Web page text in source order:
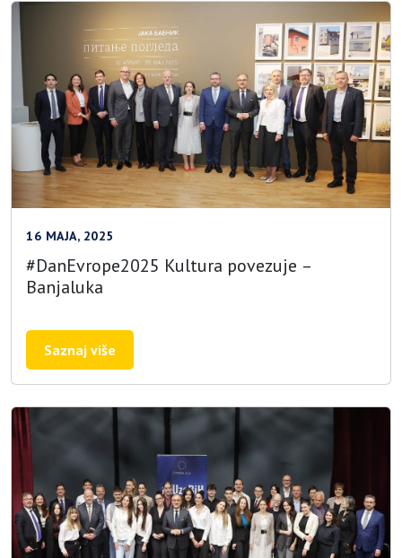
16 MAJA, 2025
#DanEvrope2025 Kultura povezuje –
Banjaluka
Saznaj više